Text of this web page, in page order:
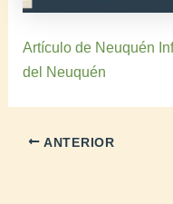
Artículo de Neuquén
del Neuquén
ANTERIOR